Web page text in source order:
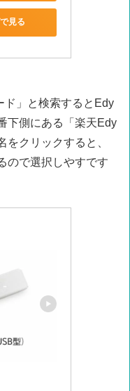
見る
ド」と検索するとEdy
下側にある「楽天Edy
をクリックすると、
ので選択しやすです